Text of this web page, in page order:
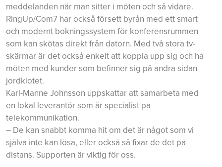
meddelanden när man sitter i möten och så vidare.
RingUp/Com7 har också försett byrån med ett smart
och modernt bokningssystem för konferensrummen
som kan skötas direkt från datorn. Med två stora tv-
skärmar är det också enkelt att koppla upp sig och ha
möten med kunder som befinner sig på andra sidan
jordklotet.
Karl-Manne Johnsson uppskattar att samarbeta med
en lokal leverantör som är specialist på
telekommunikation.
– De kan snabbt komma hit om det är något som vi
själva inte kan lösa, eller också så fixar de det på
distans. Supporten är viktig för oss.